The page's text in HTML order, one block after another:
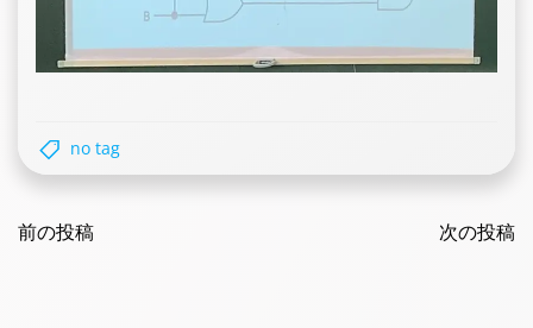
no tag
navigation
前の投稿 次の投稿